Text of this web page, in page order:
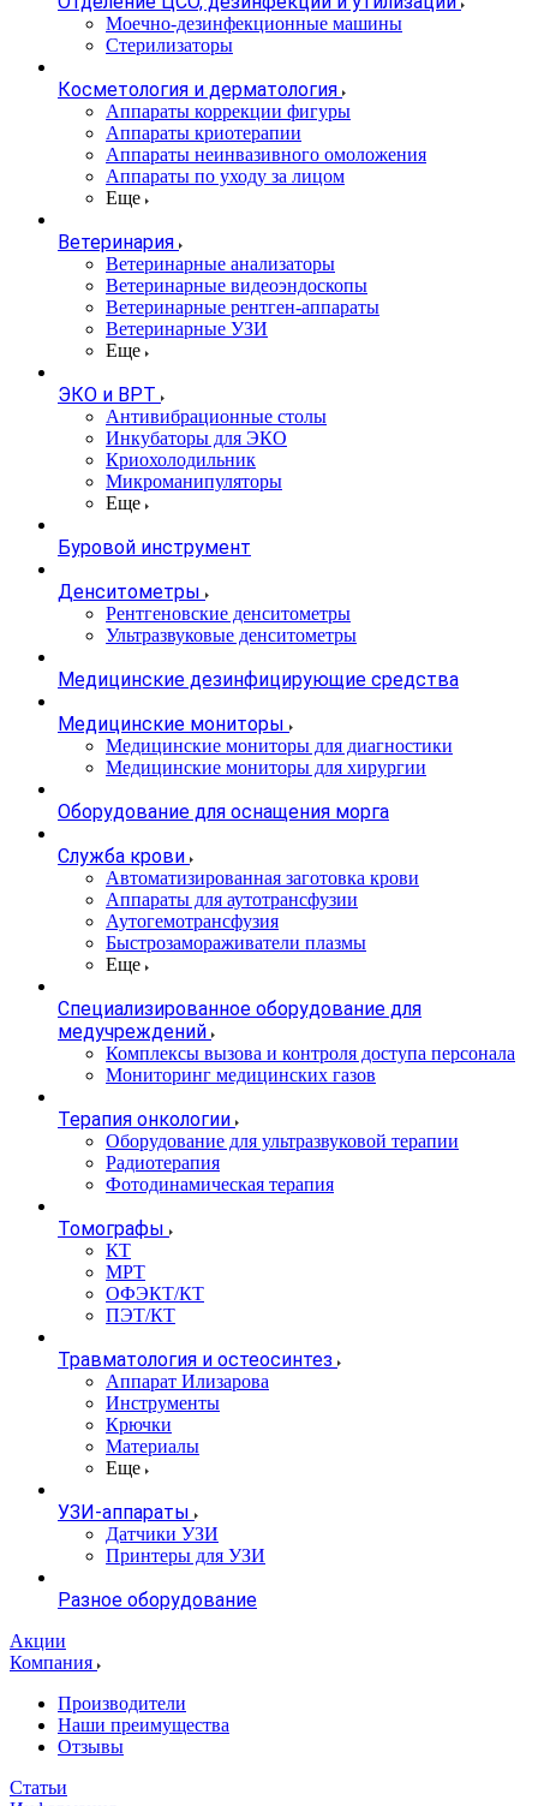
Моечно-дезинфекционные машины
Стерилизаторы
Косметология и дерматология
Аппараты коррекции фигуры
Аппараты криотерапии
Аппараты неинвазивного омоложения
Аппараты по уходу за лицом
Еще
Ветеринария
Ветеринарные анализаторы
Ветеринарные видеоэндоскопы
Ветеринарные рентген-аппараты
Ветеринарные УЗИ
Еще
ЭКО и ВРТ
Антивибрационные столы
Инкубаторы для ЭКО
Криохолодильник
Микроманипуляторы
Еще
Буровой инструмент
Денситометры
Рентгеновские денситометры
Ультразвуковые денситометры
Медицинские дезинфицирующие средства
Медицинские мониторы
Медицинские мониторы для диагностики
Медицинские мониторы для хирургии
Оборудование для оснащения морга
Служба крови
Автоматизированная заготовка крови
Аппараты для аутотрансфузии
Аутогемотрансфузия
Быстрозамораживатели плазмы
Еще
Специализированное оборудование для
медучреждений
Комплексы вызова и контроля доступа персонала
Мониторинг медицинских газов
Терапия онкологии
Оборудование для ультразвуковой терапии
Радиотерапия
Фотодинамическая терапия
Томографы
КТ
МРТ
ОФЭКТ/КТ
ПЭТ/КТ
Травматология и остеосинтез
Аппарат Илизарова
Инструменты
Крючки
Материалы
Еще
УЗИ-аппараты
Датчики УЗИ
Принтеры для УЗИ
Разное оборудование
Акции
Компания
Производители
Наши преимущества
Отзывы
Статьи